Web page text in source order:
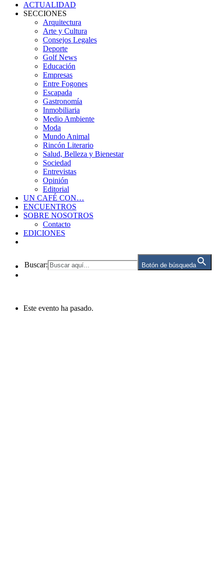
ACTUALIDAD
SECCIONES
Arquitectura
Arte y Cultura
Consejos Legales
Deporte
Golf News
Educación
Empresas
Entre Fogones
Escapada
Gastronomía
Inmobiliaria
Medio Ambiente
Moda
Mundo Animal
Rincón Literario
Salud, Belleza y Bienestar
Sociedad
Entrevistas
Opinión
Editorial
UN CAFÉ CON…
ENCUENTROS
SOBRE NOSOTROS
Contacto
EDICIONES
Buscar: Botón de búsqueda
Este evento ha pasado.